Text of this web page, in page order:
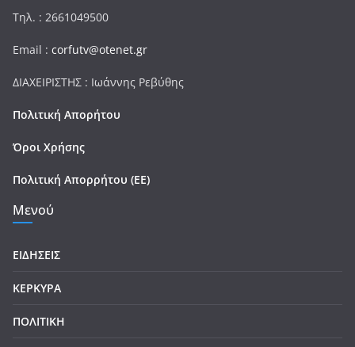
Τηλ. : 2661049500
Email : corfutv@otenet.gr
ΔΙΑΧΕΙΡΙΣΤΗΣ : Ιωάννης Ρεβύθης
Πολιτική Απορήτου
Όροι Χρήσης
Πολιτική Απορρήτου (ΕΕ)
Μενού
ΕΙΔΗΣΕΙΣ
ΚΕΡΚΥΡΑ
ΠΟΛΙΤΙΚΗ